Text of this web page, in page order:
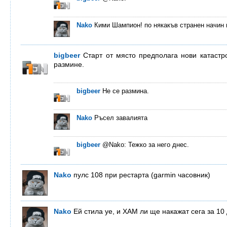
Nako Кими Шампион! по някакъв странен начин
bigbeer Старт от място предполага нови
размине.
bigbeer Не се размина.
Nako Ръсел завалията
bigbeer @Nako: Тежко за него днес.
Nako пулс 108 при рестарта (garmin часовник)
Nako Ей стила уе, и ХАМ ли ще накажат сега за